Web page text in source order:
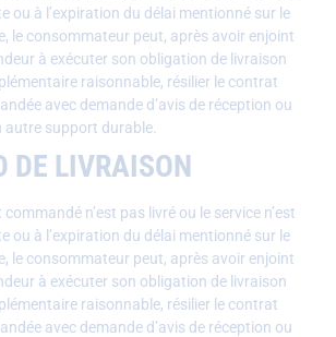
ou à l’expiration du délai mentionné sur le
le consommateur peut, après avoir enjoint
à exécuter son obligation de livraison
raisonnable, résilier le contrat
avec demande d’avis de réception ou
autre support durable.
DE LIVRAISON
n’est pas livré ou le service n’est
ou à l’expiration du délai mentionné sur le
le consommateur peut, après avoir enjoint
à exécuter son obligation de livraison
raisonnable, résilier le contrat
avec demande d’avis de réception ou